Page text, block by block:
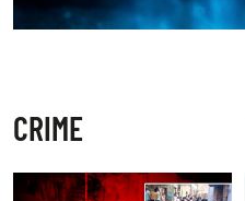
CRIME